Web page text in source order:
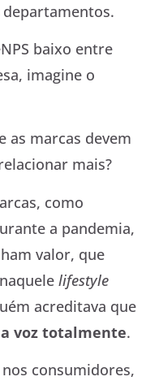
baixo entre
imagine o
as marcas devem
mais?
como
a pandemia,
valor, que
lifestyle
acreditava que
voz totalmente.
consumidores,